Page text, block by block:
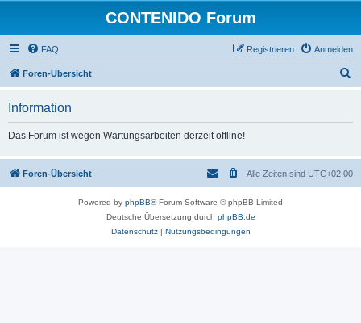
CONTENIDO Forum
FAQ Anmelden
Registrieren
Foren-Übersicht
Information
Das Forum ist wegen Wartungsarbeiten derzeit offline!
Foren-Übersicht Alle Zeiten sind UTC+02:00
Powered by phpBB® Forum Software © phpBB Limited
Deutsche Übersetzung durch phpBB.de
Datenschutz| Nutzungsbedingungen